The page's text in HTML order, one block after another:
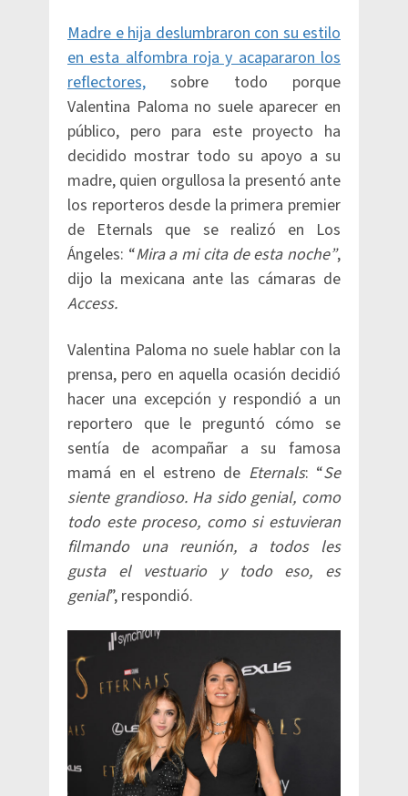
Madre e hija deslumbraron con su estilo
en esta alfombra roja y acapararon los
reflectores, sobre todo porque
Valentina Paloma no suele aparecer en
público, pero para este proyecto ha
decidido mostrar todo su apoyo a su
madre, quien orgullosa la presentó ante
los reporteros desde la primera premier
de Eternals que se realizó en Los
Ángeles: “Mira a mi cita de esta noche”,
dijo la mexicana ante las cámaras de
Access.
Valentina Paloma no suele hablar con la
prensa, pero en aquella ocasión decidió
hacer una excepción y respondió a un
reportero que le preguntó cómo se
sentía de acompañar a su famosa
mamá en el estreno de Eternals: “Se
siente grandioso. Ha sido genial, como
todo este proceso, como si estuvieran
filmando una reunión, a todos les
gusta el vestuario y todo eso, es
genial”, respondió.